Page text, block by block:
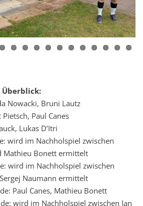
Überblick:
Nowacki, Bruni Lautz
Paul Canes
Lukas D’Itri
wird im Nachholspiel zwischen
Mathieu Bonett ermittelt
wird im Nachholspiel zwischen
Naumann ermittelt
Paul Canes, Mathieu Bonett
wird im Nachholspiel zwischen Jan